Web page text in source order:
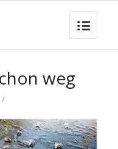
weg
/